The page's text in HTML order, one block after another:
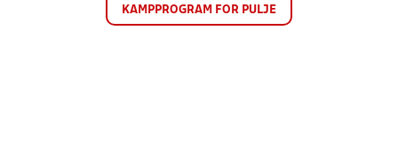
KAMPPROGRAM FOR PULJE